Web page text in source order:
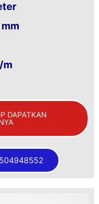
m
DAPATKAN